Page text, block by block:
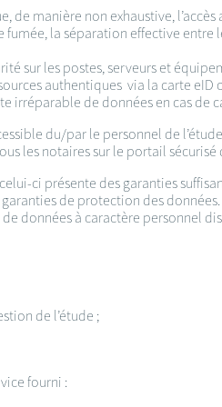
manière non exhaustive,
la séparation effective
sur les postes, serveurs et
authentiques via la carte
irréparable de données en cas de
du/par le personnel de
les notaires sur le portail sécurisé
ci présente des garanties
de protection des
données à caractère personnel
de l’étude ;
fourni :